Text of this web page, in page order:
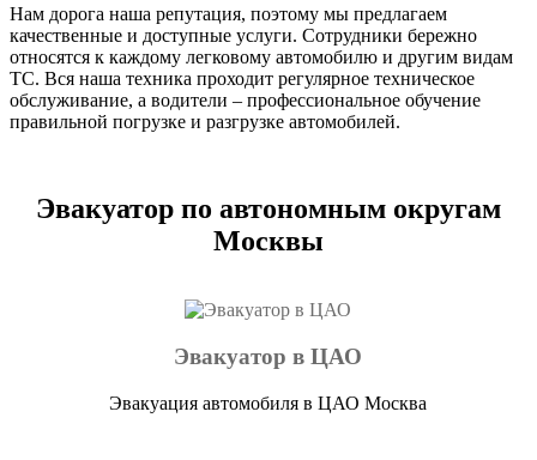
Нам дорога наша репутация, поэтому мы предлагаем
качественные и доступные услуги. Сотрудники бережно
относятся к каждому легковому автомобилю и другим видам
ТС. Вся наша техника проходит регулярное техническое
обслуживание, а водители – профессиональное обучение
правильной погрузке и разгрузке автомобилей.
Эвакуатор по автономным округам
Москвы
Эвакуатор в ЦАО
Эвакуация автомобиля в ЦАО Москва